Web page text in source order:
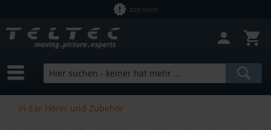
B2B SHOP
In-Ear Hörer und Zubehör